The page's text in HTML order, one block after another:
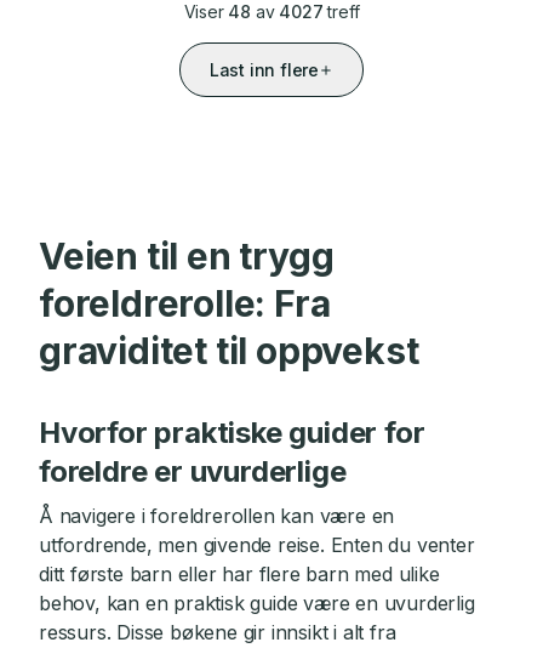
Viser 48 av 4027treff
Last inn flere
Veien til en trygg
foreldrerolle: Fra
graviditet til oppvekst
Hvorfor praktiske guider for
foreldre er uvurderlige
Å navigere i foreldrerollen kan være en
utfordrende, men givende reise. Enten du venter
ditt første barn eller har flere barn med ulike
behov, kan en praktisk guide være en uvurderlig
ressurs. Disse bøkene gir innsikt i alt fra